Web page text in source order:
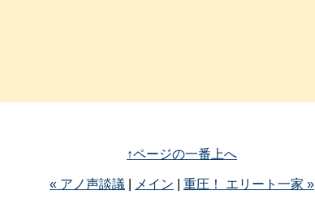
↑ページの一番上へ
« アノ声談議 メイン 重圧！ エリート一家 »